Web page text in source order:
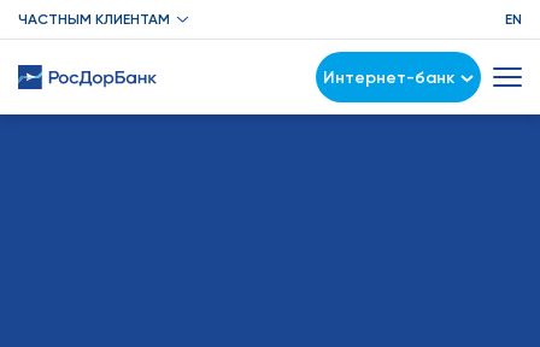
ЧАСТНЫМ КЛИЕНТАМ EN
Интернет-банк